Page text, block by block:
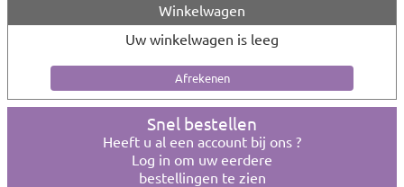
Winkelwagen
Uw winkelwagen is leeg
Snel bestellen
Heeft u al een account bij ons ?
Log in om uw eerdere
bestellingen te zien